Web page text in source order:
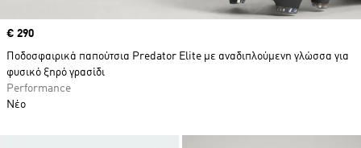
Price
€ 290
Ποδοσφαιρικά παπούτσια Predator Elite με αναδιπλούμενη γλώσσα για
φυσικό ξηρό γρασίδι
Performance
Νέο